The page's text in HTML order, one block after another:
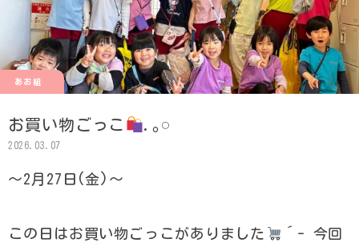
あお組
お買い物ごっこ .｡𓏸
2026.03.07
〜2月27日(金)〜
この日はお買い物ごっこがありました
´- 今回